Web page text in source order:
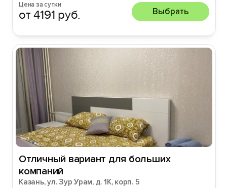
Цена за сутки
от 4191 руб. Выбрать
Отличный вариант для больших
компаний
Казань, ул. Зур Урам, д. 1К, корп. 5